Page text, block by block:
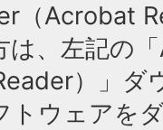
（Acrobat
は、左記の
）」ダ
トウェアを